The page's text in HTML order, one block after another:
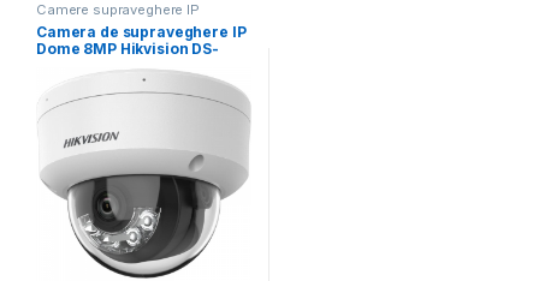
Camere supraveghere IP
Camera de supraveghere IP
Dome 8MP Hikvision DS-
2CD1183G2-LIUF(2.8MM),